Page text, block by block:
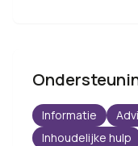
Informatie
Inhoudelijke hulp